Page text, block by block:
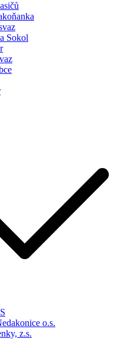
Sokol
o.s.
z.s.